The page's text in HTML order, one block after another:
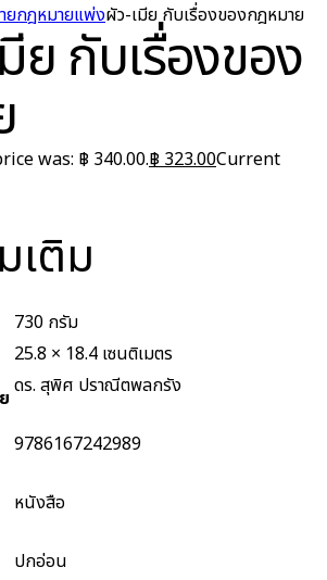
ยกฎหมายแพ่งผัว-เมีย กับเรื่องของกฎหมาย
ย กับเรื่องของ
was: ฿ 340.00.฿ 323.00Current
เติม
730 กรัม
25.8 × 18.4 เซนติเมตร
ดร. สุพิศ ปราณีตพลกรัง
9786167242989
หนังสือ
ปกอ่อน